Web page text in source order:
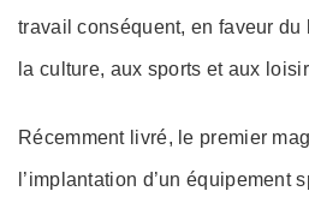
travail conséquent, en faveur du
la culture, aux sports et aux
Récemment livré, le premier
l’implantation d’un équipement